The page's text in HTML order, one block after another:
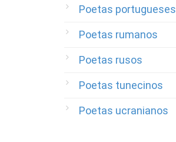
Poetas portugueses
Poetas rumanos
Poetas rusos
Poetas tunecinos
Poetas ucranianos